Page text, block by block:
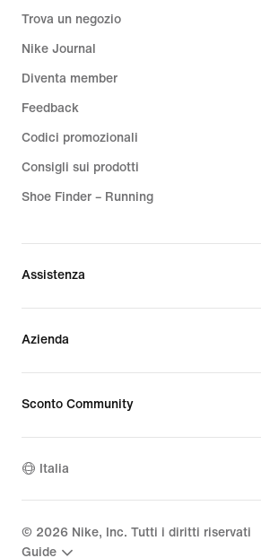
Trova un negozio
Nike Journal
Diventa member
Feedback
Codici promozionali
Consigli sui prodotti
Shoe Finder – Running
Assistenza
Azienda
Sconto Community
Italia
© 2026 Nike, Inc. Tutti i diritti riservati
Guide